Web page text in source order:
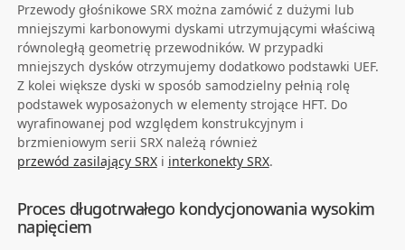
Przewody głośnikowe SRX można zamówić z dużymi lub
mniejszymi karbonowymi dyskami utrzymującymi właściwą
równoległą geometrię przewodników. W przypadki
mniejszych dysków otrzymujemy dodatkowo podstawki UEF.
Z kolei większe dyski w sposób samodzielny pełnią rolę
podstawek wyposażonych w elementy strojące HFT. Do
wyrafinowanej pod względem konstrukcyjnym i
brzmieniowym serii SRX należą również
przewód zasilający SRXi interkonekty SRX.
Proces długotrwałego kondycjonowania wysokim
napięciem